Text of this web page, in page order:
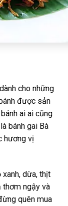
cho những
được sản
ai ai cũng
bánh gai Bà
hương vị
xanh, dừa, thịt
thơm ngậy và
quên mua